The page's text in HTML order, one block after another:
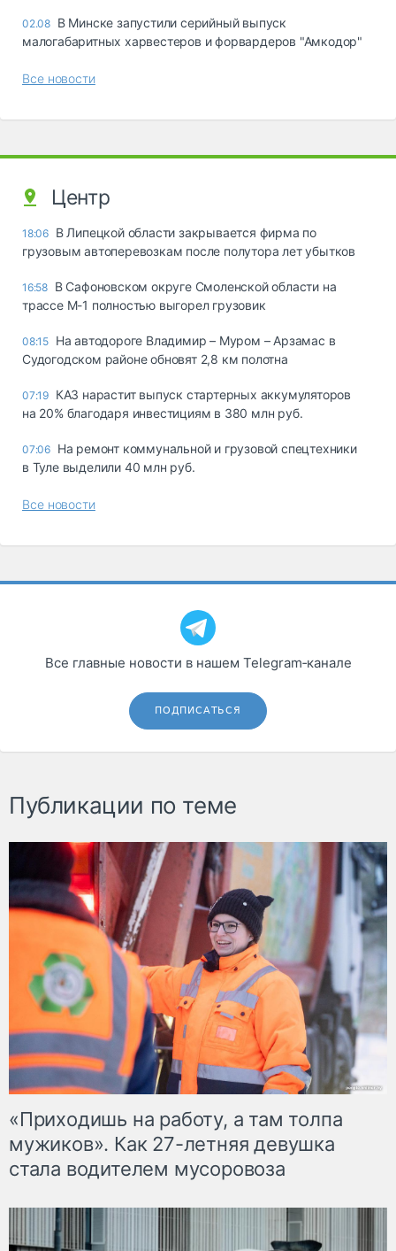
02.08 В Минске запустили серийный выпуск
малогабаритных харвестеров и форвардеров "Амкодор"
Все новости
Центр
18:06 В Липецкой области закрывается фирма по
грузовым автоперевозкам после полутора лет убытков
16:58 В Сафоновском округе Смоленской области на
трассе М-1 полностью выгорел грузовик
08:15 На автодороге Владимир – Муром – Арзамас в
Судогодском районе обновят 2,8 км полотна
07:19 КАЗ нарастит выпуск стартерных аккумуляторов
на 20% благодаря инвестициям в 380 млн руб.
07:06 На ремонт коммунальной и грузовой спецтехники
в Туле выделили 40 млн руб.
Все новости
Все главные новости в нашем Telegram‑канале
ПОДПИСАТЬСЯ
Публикации по теме
«Приходишь на работу, а там толпа
мужиков». Как 27-летняя девушка
стала водителем мусоровоза